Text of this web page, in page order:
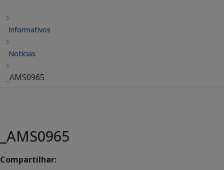
Informativos
Notícias
_AMS0965
_AMS0965
Compartilhar: